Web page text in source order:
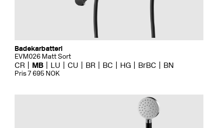
Badekarbatteri
EVM026 Matt Sort
CR MB LU CU BR BC HG BrBC BN
Pris 7 695 NOK